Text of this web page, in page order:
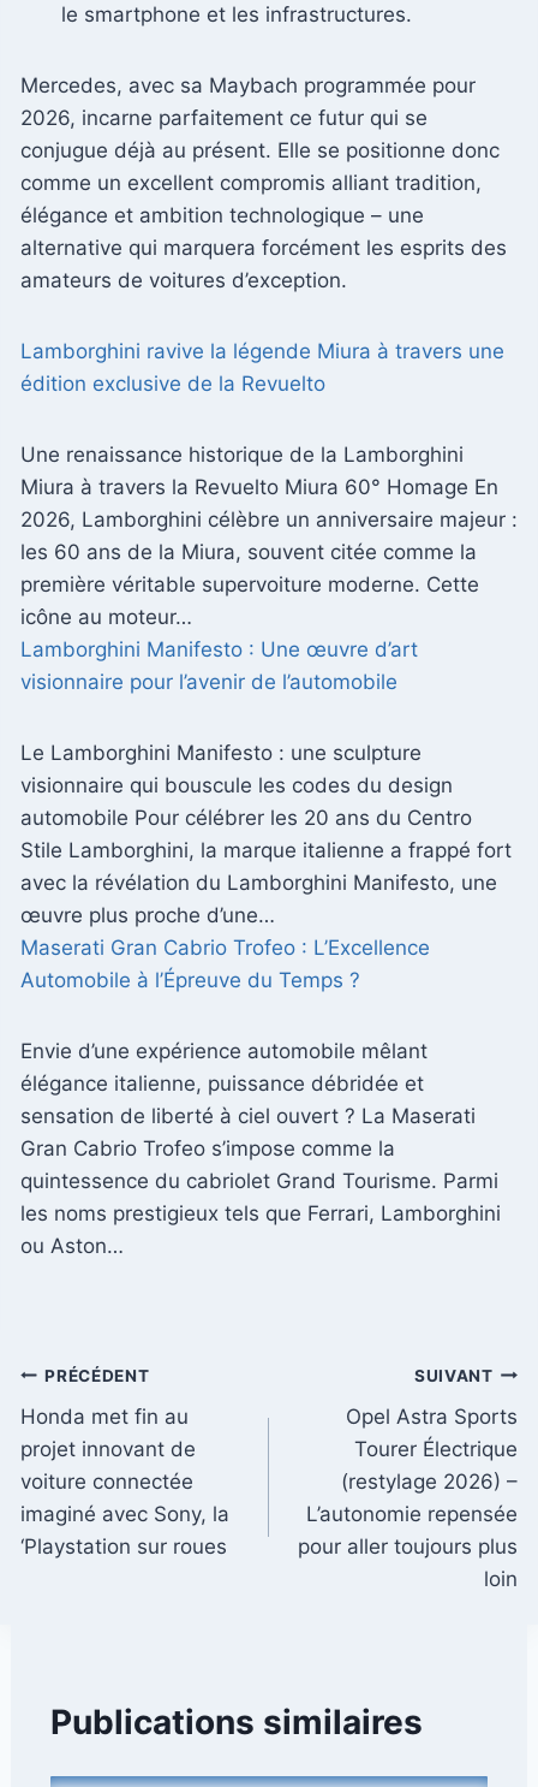
le smartphone et les infrastructures.
Mercedes, avec sa Maybach programmée pour
2026, incarne parfaitement ce futur qui se
conjugue déjà au présent. Elle se positionne donc
comme un excellent compromis alliant tradition,
élégance et ambition technologique – une
alternative qui marquera forcément les esprits des
amateurs de voitures d’exception.
Lamborghini ravive la légende Miura à travers une
édition exclusive de la Revuelto
Une renaissance historique de la Lamborghini
Miura à travers la Revuelto Miura 60° Homage En
2026, Lamborghini célèbre un anniversaire majeur :
les 60 ans de la Miura, souvent citée comme la
première véritable supervoiture moderne. Cette
icône au moteur…
Lamborghini Manifesto : Une œuvre d’art
visionnaire pour l’avenir de l’automobile
Le Lamborghini Manifesto : une sculpture
visionnaire qui bouscule les codes du design
automobile Pour célébrer les 20 ans du Centro
Stile Lamborghini, la marque italienne a frappé fort
avec la révélation du Lamborghini Manifesto, une
œuvre plus proche d’une…
Maserati Gran Cabrio Trofeo : L’Excellence
Automobile à l’Épreuve du Temps ?
Envie d’une expérience automobile mêlant
élégance italienne, puissance débridée et
sensation de liberté à ciel ouvert ? La Maserati
Gran Cabrio Trofeo s’impose comme la
quintessence du cabriolet Grand Tourisme. Parmi
les noms prestigieux tels que Ferrari, Lamborghini
ou Aston…
Navigation
de
l’article
PRÉCÉDENT
Honda met fin au
projet innovant de
voiture connectée
imaginé avec Sony, la
‘Playstation sur roues
SUIVANT
Opel Astra Sports
Tourer Électrique
(restylage 2026) –
L’autonomie repensée
pour aller toujours plus
loin
Publications similaires